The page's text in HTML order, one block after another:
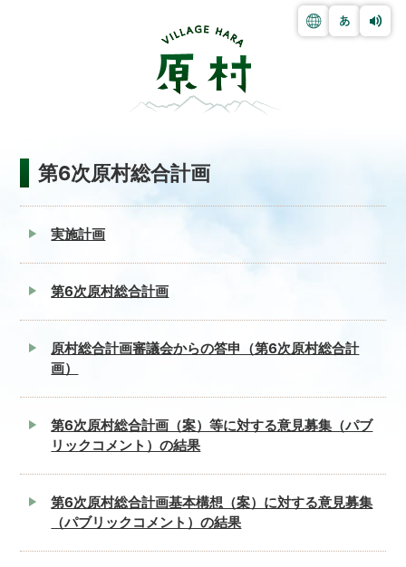
第6次原村総合計画
実施計画
第6次原村総合計画
原村総合計画審議会からの答申（第6次原村総合計
画）
第6次原村総合計画（案）等に対する意見募集（パブ
リックコメント）の結果
第6次原村総合計画基本構想（案）に対する意見募集
（パブリックコメント）の結果